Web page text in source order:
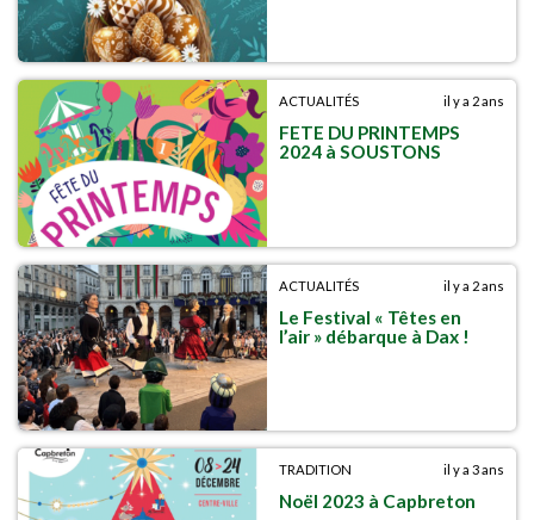
ACTUALITÉS il y a 2 ans
FETE DU PRINTEMPS
2024 à SOUSTONS
ACTUALITÉS il y a 2 ans
Le Festival « Têtes en
l’air » débarque à Dax !
TRADITION il y a 3 ans
Noël 2023 à Capbreton